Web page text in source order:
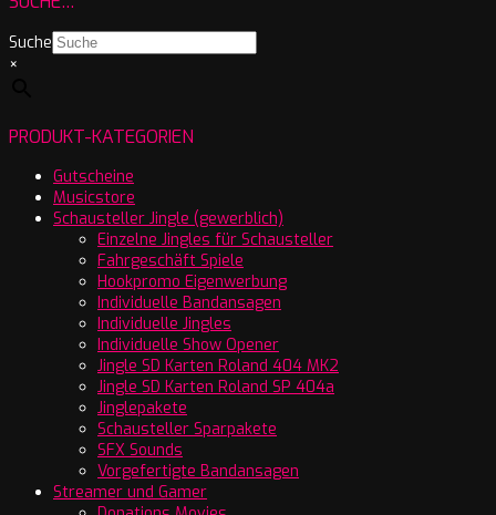
Suche
×
PRODUKT-KATEGORIEN
Gutscheine
Musicstore
Schausteller Jingle (gewerblich)
Einzelne Jingles für Schausteller
Fahrgeschäft Spiele
Hookpromo Eigenwerbung
Individuelle Bandansagen
Individuelle Jingles
Individuelle Show Opener
Jingle SD Karten Roland 404 MK2
Jingle SD Karten Roland SP 404a
Jinglepakete
Schausteller Sparpakete
SFX Sounds
Vorgefertigte Bandansagen
Streamer und Gamer